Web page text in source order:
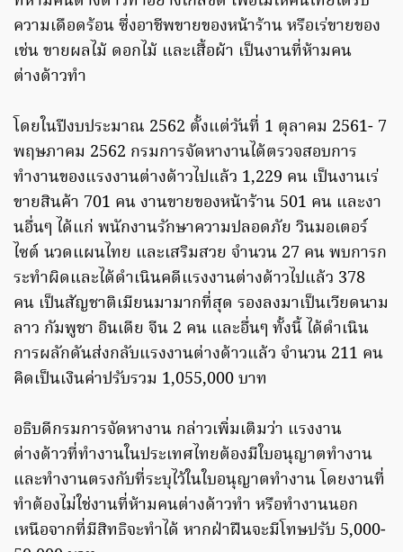
ความเดือดร้อน ซึ่งอาชีพขายของหน้าร้าน หรือเร่ขายของ
เช่น ขายผลไม้ ดอกไม้ และเสื้อผ้า เป็นงานที่ห้ามคน
ต่างด้าวทำ
โดยในปีงบประมาณ 2562 ตั้งแต่วันที่ 1 ตุลาคม 2561- 7
พฤษภาคม 2562 กรมการจัดหางานได้ตรวจสอบการ
ทำงานของแรงงานต่างด้าวไปแล้ว 1,229 คน เป็นงานเร่
ขายสินค้า 701 คน งานขายของหน้าร้าน 501 คน และงา
นอื่นๆ ได้แก่ พนักงานรักษาความปลอดภัย วินมอเตอร์
ไซต์ นวดแผนไทย และเสริมสวย จำนวน 27 คน พบการก
ระทำผิดและได้ดำเนินคดีแรงงานต่างด้าวไปแล้ว 378
คน เป็นสัญชาติเมียนมามากที่สุด รองลงมาเป็นเวียดนาม
ลาว กัมพูชา อินเดีย จีน 2 คน และอื่นๆ ทั้งนี้ ได้ดำเนิน
การผลักดันส่งกลับแรงงานต่างด้าวแล้ว จำนวน 211 คน
คิดเป็นเงินค่าปรับรวม 1,055,000 บาท
อธิบดีกรมการจัดหางาน กล่าวเพิ่มเติมว่า แรงงาน
ต่างด้าวที่ทำงานในประเทศไทยต้องมีใบอนุญาตทำงาน
และทำงานตรงกับที่ระบุไว้ในใบอนุญาตทำงาน โดยงานที่
ทำต้องไม่ใช่งานที่ห้ามคนต่างด้าวทำ หรือทำงานนอก
เหนือจากที่มีสิทธิจะทำได้ หากฝ่าฝืนจะมีโทษปรับ 5,000-